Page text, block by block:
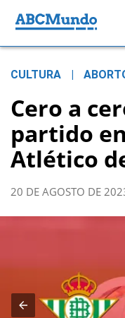
CULTURA
Cero a
partido
Atlético
20 DE AGOSTO DE